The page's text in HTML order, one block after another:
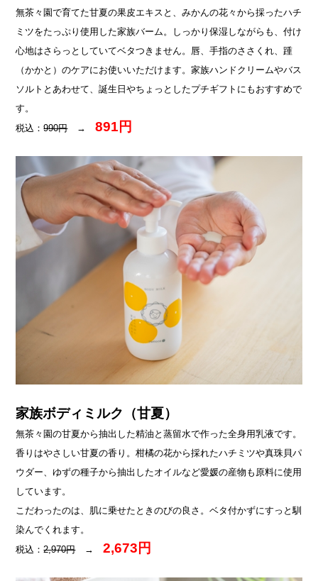
無茶々園で育てた甘夏の果皮エキスと、みかんの花々から採ったハチ
ミツをたっぷり使用した家族バーム。しっかり保湿しながらも、付け
心地はさらっとしていてベタつきません。唇、手指のささくれ、踵
（かかと）のケアにお使いいただけます。家族ハンドクリームやバス
ソルトとあわせて、誕生日やちょっとしたプチギフトにもおすすめで
す。
税込：990円→891円
家族ボディミルク（甘夏）
無茶々園の甘夏から抽出した精油と蒸留水で作った全身用乳液です。
香りはやさしい甘夏の香り。柑橘の花から採れたハチミツや真珠貝パ
ウダー、ゆずの種子から抽出したオイルなど愛媛の産物も原料に使用
しています。
こだわったのは、肌に乗せたときのびの良さ。ベタ付かずにすっと馴
染んでくれます。
税込：2,970円→2,673円